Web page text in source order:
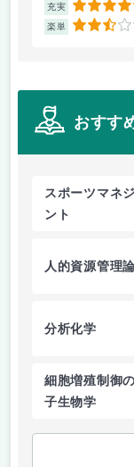
充実 4.5
楽単 2.5
おすす
スポーツマネ
ント
人的資源管理論
分析化学
細胞増殖制御
子生物学